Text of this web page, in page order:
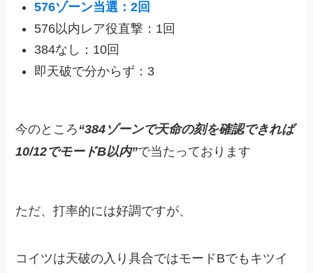
576ゾーン当選：2回
576以内レア役直撃：1回
384なし：10回
即天破で分からず：3
今のところ“384ゾーンで天命の刻を確認できれば
10/12でモードB以内”で当たっております
ただ、打率的には好調ですが、
コイツは天破の入り具合ではモードBでもキツイ